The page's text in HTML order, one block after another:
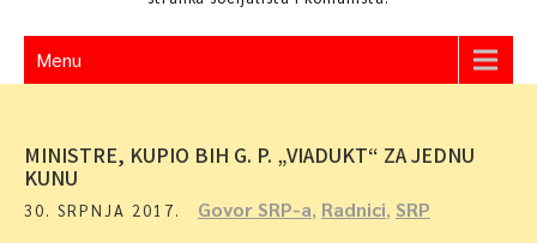
Menu
MINISTRE, KUPIO BIH G. P. „VIADUKT“ ZA JEDNU
KUNU
30. SRPNJA 2017. Govor SRP-a, Radnici, SRP